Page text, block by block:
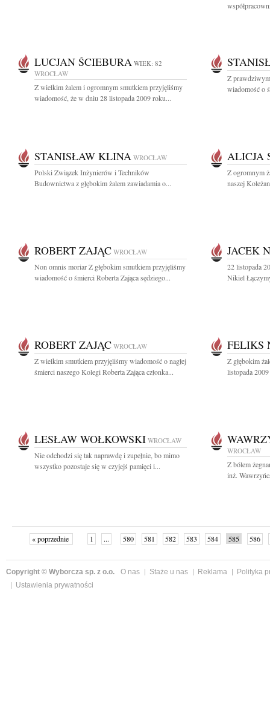
LUCJAN ŚCIEBURA WIEK: 82
WROCŁAW
Z wielkim żalem i ogromnym smutkiem przyjęliśmy
wiadomość, że w dniu 28 listopada 2009 roku...
Z
wiadomość o
STANISŁAW KLINA WROCŁAW
Polski Związek Inżynierów i Techników
Budownictwa z głębokim żalem zawiadamia o...
ALICJA
Z ogromnym
naszej
ROBERT ZAJĄC WROCŁAW
Non omnis moriar Z głębokim smutkiem przyjęliśmy
wiadomość o śmierci Roberta Zająca sędziego...
JACEK
22 listopada
Nikiel
ROBERT ZAJĄC WROCŁAW
Z wielkim smutkiem przyjęliśmy wiadomość o nagłej
śmierci naszego Kolegi Roberta Zająca członka...
FELIKS
Z głębokim
listopada
LESŁAW WOŁKOWSKI WROCŁAW
Nie odchodzi się tak naprawdę i zupełnie, bo mimo
wszystko pozostaje się w czyjejś pamięci i...
WROCŁAW
Z bólem
inż.
« poprzednie 1 ... 580 581 582 583 584 585
586
Copyright © Wyborcza sp. z o.o. O nas Staże u nas Reklama
Polityka
Ustawienia prywatności